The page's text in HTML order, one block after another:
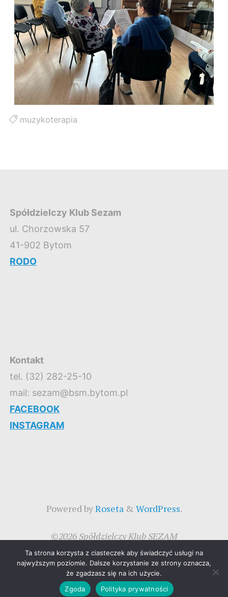
muzykoterapia
Spółdzielczy Klub Sezam
ul. Chorzowska 57
41-902 Bytom
RODO
Kontakt
tel. (32) 282-25-10
mail: sezam@bsm.bytom.pl
FACEBOOK
INSTAGRAM
Powered byRoseta& WordPress.
©2026 Spółdzielczy Klub SEZAM
Ta strona korzysta z ciasteczek aby świadczyć usługi na
najwyższym poziomie. Dalsze korzystanie ze strony oznacza,
że zgadzasz się na ich użycie.
Zgoda
Polityka prywatności